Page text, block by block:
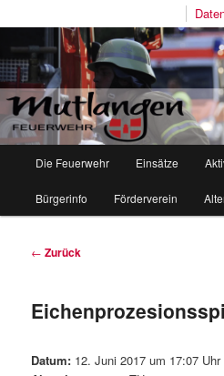
Freiwillige
Zum
Inhalt
Zum
sekundären
Die Feuerwehr Einsätze
Bürgerinfo Förderverein
Beitragsnavigation
← Zurück
Datum: 12. Juni 2017 um 17:07 Uhr